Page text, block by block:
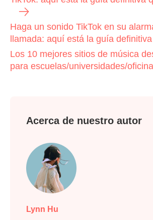
Haga un sonido TikTok en su
llamada: aquí está la guía definitiva
Los 10 mejores sitios de música
para escuelas/universidades/
Acerca de nuestro autor
Lynn Hu